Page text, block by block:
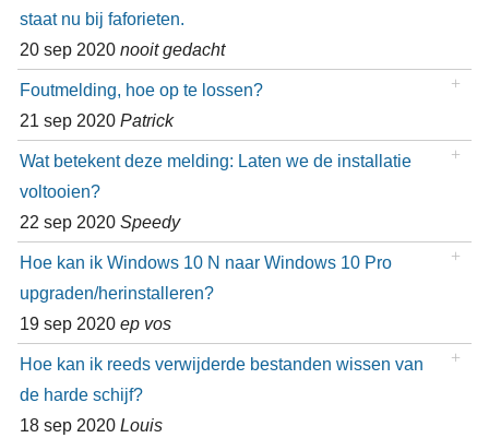
staat nu bij faforieten.
20 sep 2020 nooit gedacht
Foutmelding, hoe op te lossen?
21 sep 2020 Patrick
Wat betekent deze melding: Laten we de installatie
voltooien?
22 sep 2020 Speedy
Hoe kan ik Windows 10 N naar Windows 10 Pro
upgraden/herinstalleren?
19 sep 2020 ep vos
Hoe kan ik reeds verwijderde bestanden wissen van
de harde schijf?
18 sep 2020 Louis